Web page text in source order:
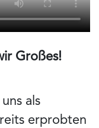
Großes!
als
erprobten